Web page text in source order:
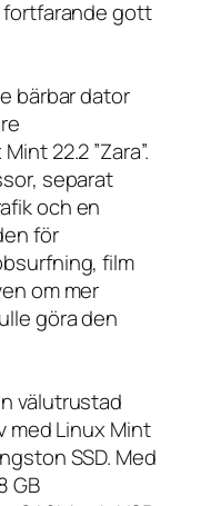
fortfarande gott
bärbar dator
22.2 ”Zara”.
separat
och en
för
film
om mer
göra den
välutrustad
med Linux Mint
SSD. Med
GB